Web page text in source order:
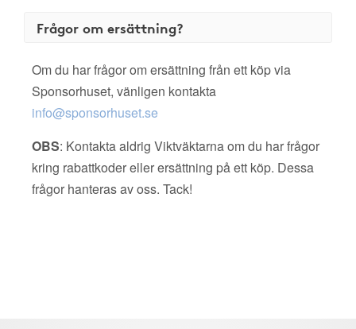
Frågor om ersättning?
Om du har frågor om ersättning från ett köp via
Sponsorhuset, vänligen kontakta
info@sponsorhuset.se
OBS: Kontakta aldrig Viktväktarna om du har frågor
kring rabattkoder eller ersättning på ett köp. Dessa
frågor hanteras av oss. Tack!